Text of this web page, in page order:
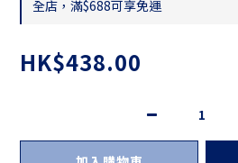
全店，滿$688可享免運
HK$438.00